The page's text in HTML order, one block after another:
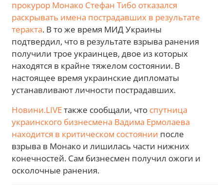
прокурор Монако Стефан Тибо отказался
раскрывать имена пострадавших в результате
теракта. В то же время МИД Украины
подтвердил, что в результате взрыва ранения
получили трое украинцев, двое из которых
находятся в крайне тяжелом состоянии. В
настоящее время украинские дипломаты
устанавливают личности пострадавших.
Новини.LIVEтакже сообщали, что спутница
украинского бизнесмена Вадима Ермолаева
находится в критическом состоянии после
взрыва в Монако и лишилась части нижних
конечностей. Сам бизнесмен получил ожоги и
осколочные ранения.